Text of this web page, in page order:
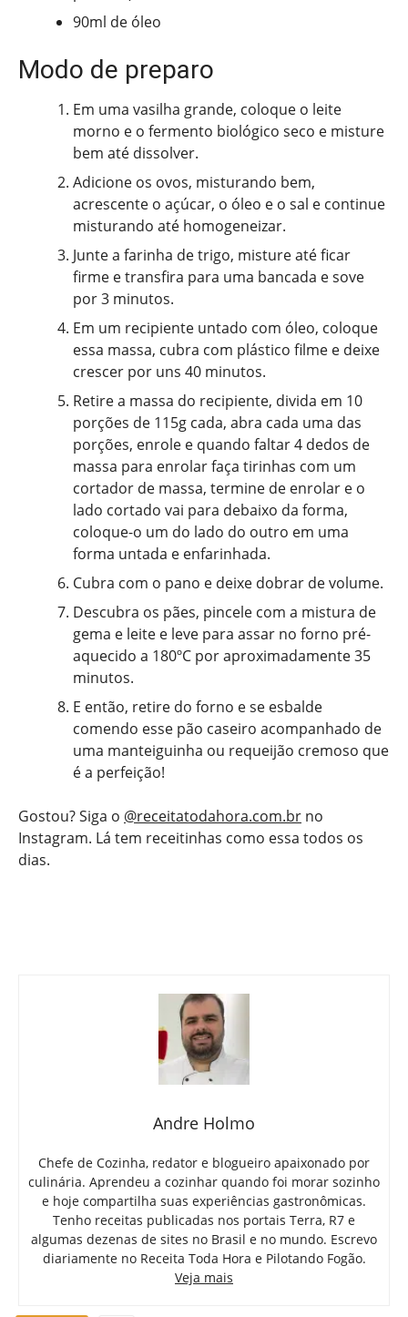
90ml de óleo
Modo de preparo
Em uma vasilha grande, coloque o leite
morno e o fermento biológico seco e misture
bem até dissolver.
Adicione os ovos, misturando bem,
acrescente o açúcar, o óleo e o sal e continue
misturando até homogeneizar.
Junte a farinha de trigo, misture até ficar
firme e transfira para uma bancada e sove
por 3 minutos.
Em um recipiente untado com óleo, coloque
essa massa, cubra com plástico filme e deixe
crescer por uns 40 minutos.
Retire a massa do recipiente, divida em 10
porções de 115g cada, abra cada uma das
porções, enrole e quando faltar 4 dedos de
massa para enrolar faça tirinhas com um
cortador de massa, termine de enrolar e o
lado cortado vai para debaixo da forma,
coloque-o um do lado do outro em uma
forma untada e enfarinhada.
Cubra com o pano e deixe dobrar de volume.
Descubra os pães, pincele com a mistura de
gema e leite e leve para assar no forno pré-
aquecido a 180ºC por aproximadamente 35
minutos.
E então, retire do forno e se esbalde
comendo esse pão caseiro acompanhado de
uma manteiguinha ou requeijão cremoso que
é a perfeição!
Gostou? Siga o @receitatodahora.com.br no
Instagram. Lá tem receitinhas como essa todos os
dias.
Andre Holmo
Chefe de Cozinha, redator e blogueiro apaixonado por
culinária. Aprendeu a cozinhar quando foi morar sozinho
e hoje compartilha suas experiências gastronômicas.
Tenho receitas publicadas nos portais Terra, R7 e
algumas dezenas de sites no Brasil e no mundo. Escrevo
diariamente no Receita Toda Hora e Pilotando Fogão.
Veja mais